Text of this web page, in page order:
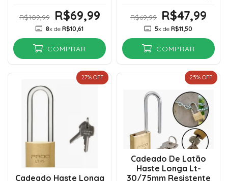
R$109,99 R$69,99
8x deR$10,61
COMPRAR
R$69,99 R$47,99
5x deR$11,50
COMPRAR
27% OFF
Cadeado Haste Longa
25% OFF
Cadeado De Latão
Haste Longa Lt-
30/75mm Resistente